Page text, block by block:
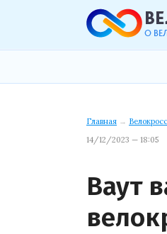
Главная → Велокросс
14/12/2023 — 18:05
Ваут